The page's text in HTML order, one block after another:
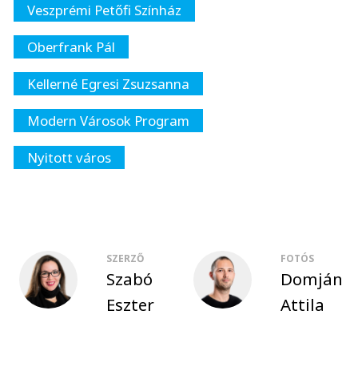
Veszprémi Petőfi Színház
Oberfrank Pál
Kellerné Egresi Zsuzsanna
Modern Városok Program
Nyitott város
SZERZŐ
Szabó
Eszter
FOTÓS
Domján
Attila